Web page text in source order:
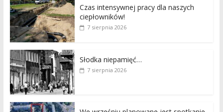
Czas intensywnej pracy dla naszych
ciepłowników!
7 sierpnia 2026
Słodka niepamięć…
7 sierpnia 2026